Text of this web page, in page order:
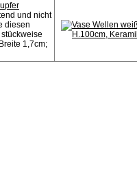
und nicht
diesen
1,7cm;